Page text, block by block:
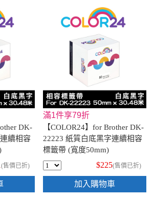
DK-
續相容
(售價已折)
滿1件享79折
【COLOR24】for Brother DK-
22223 紙質白底黑字連續相容
標籤帶 (寬度50mm)
$225(售價已折)
加入購物車